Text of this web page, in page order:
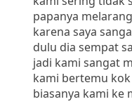
papanya
karena saya
dulu dia sempat
jadi kami sangat
kami bertemu
biasanya kami ke